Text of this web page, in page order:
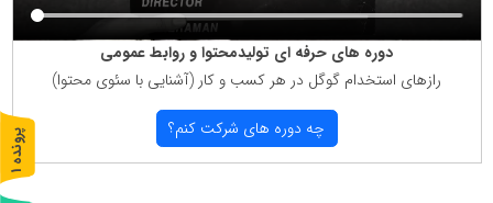
دوره های حرفه ای تولیدمحتوا و روابط عمومی
رازهای استخدام گوگل در هر كسب و كار (آشنایی با سئوی محتوا)
چه دوره های شركت كنم؟
پ
ر
و
ن
د
ه
1